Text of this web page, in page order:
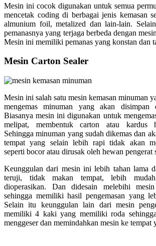
Mesin ini cocok digunakan untuk semua
mencetak coding di berbagai jenis kemasan
almunium foil, metalized dan lain-lain.
pemanasnya yang terjaga berbeda dengan
Mesin ini memiliki pemanas yang konstan dan
Mesin Carton Sealer
Mesin ini salah satu mesin kemasan minuman
mengemas minuman yang akan disimpan
Biasanya mesin ini digunakan untuk
melipat, membentuk carton atau kardus
Sehingga minuman yang sudah dikemas dan
tempat yang selain lebih rapi tidak akan
seperti bocor atau dirusak oleh hewan pengerat
Keunggulan dari mesin ini lebih tahan lama
teruji, tidak makan tempat, lebih
dioperasikan. Dan didesain melebihi
sehingga memiliki hasil pengemasan yang
Selain itu keunggulan lain dari mesin
memiliki 4 kaki yang memiliki roda
menggeser dan memindahkan mesin ke tempat